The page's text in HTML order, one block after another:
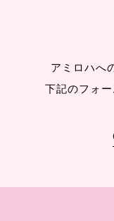
アミロハへ
下記のフォ